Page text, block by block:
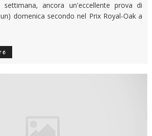
ancora un'eccellente prova di
domenica secondo nel Prix Royal-Oak a